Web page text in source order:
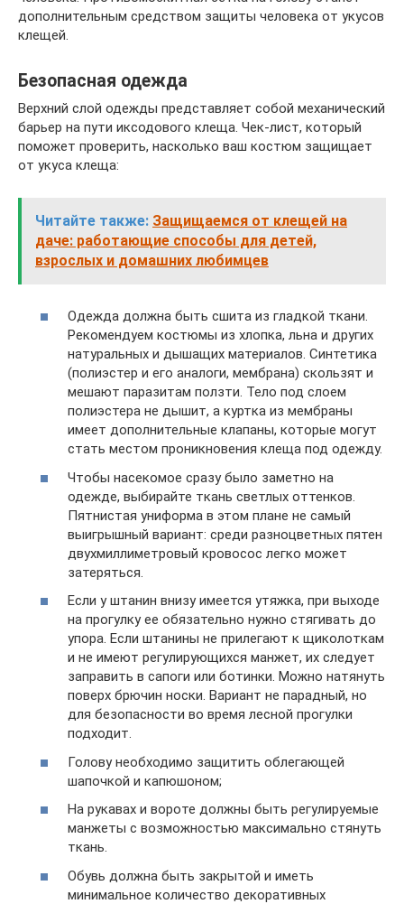
дополнительным средством защиты человека от укусов
клещей.
Безопасная одежда
Верхний слой одежды представляет собой механический
барьер на пути иксодового клеща. Чек-лист, который
поможет проверить, насколько ваш костюм защищает
от укуса клеща:
Читайте также: Защищаемся от клещей на
даче: работающие способы для детей,
взрослых и домашних любимцев
Одежда должна быть сшита из гладкой ткани.
Рекомендуем костюмы из хлопка, льна и других
натуральных и дышащих материалов. Синтетика
(полиэстер и его аналоги, мембрана) скользят и
мешают паразитам ползти. Тело под слоем
полиэстера не дышит, а куртка из мембраны
имеет дополнительные клапаны, которые могут
стать местом проникновения клеща под одежду.
Чтобы насекомое сразу было заметно на
одежде, выбирайте ткань светлых оттенков.
Пятнистая униформа в этом плане не самый
выигрышный вариант: среди разноцветных пятен
двухмиллиметровый кровосос легко может
затеряться.
Если у штанин внизу имеется утяжка, при выходе
на прогулку ее обязательно нужно стягивать до
упора. Если штанины не прилегают к щиколоткам
и не имеют регулирующихся манжет, их следует
заправить в сапоги или ботинки. Можно натянуть
поверх брючин носки. Вариант не парадный, но
для безопасности во время лесной прогулки
подходит.
Голову необходимо защитить облегающей
шапочкой и капюшоном;
На рукавах и вороте должны быть регулируемые
манжеты с возможностью максимально стянуть
ткань.
Обувь должна быть закрытой и иметь
минимальное количество декоративных